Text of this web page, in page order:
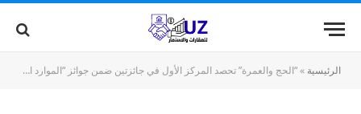
الرئيسية »“الحج والعمرة” تحصد المركز الأول في جائزتين ضمن جوائز “الموارد البشرية” لعام 2023